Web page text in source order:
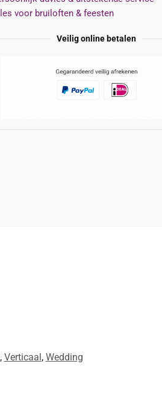
voor bruiloften & feesten
Veilig online betalen
, Verticaal, Wedding